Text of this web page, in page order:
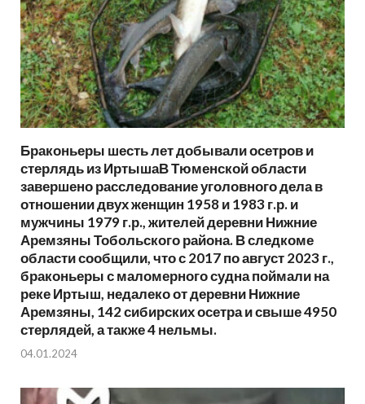
Браконьеры шесть лет добывали осетров и
стерлядь из ИртышаВ Тюменской области
завершено расследование уголовного дела в
отношении двух женщин 1958 и 1983 г.р. и
мужчины 1979 г.р., жителей деревни Нижние
Аремзяны Тобольского района. В следкоме
области сообщили, что с 2017 по август 2023 г.,
браконьеры с маломерного судна поймали на
реке Иртыш, недалеко от деревни Нижние
Аремзяны, 142 сибирских осетра и свыше 4950
стерлядей, а также 4 нельмы.
04.01.2024